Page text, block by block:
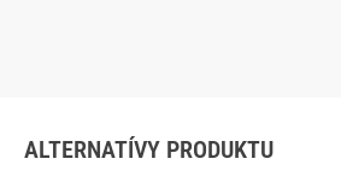
ALTERNATÍVY PRODUKTU